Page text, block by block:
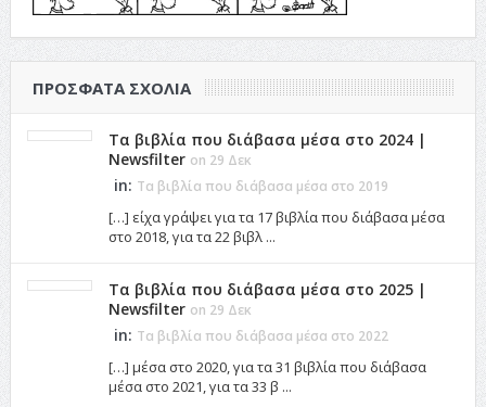
ΠΡΌΣΦΑΤΑ ΣΧΌΛΙΑ
Τα βιβλία που διάβασα μέσα στο 2024 |
Newsfilter on 29 Δεκ
in: Τα βιβλία που διάβασα μέσα στο 2019
[…] είχα γράψει για τα 17 βιβλία που διάβασα μέσα
στο 2018, για τα 22 βιβλ ...
Τα βιβλία που διάβασα μέσα στο 2025 |
Newsfilter on 29 Δεκ
in: Τα βιβλία που διάβασα μέσα στο 2022
[…] μέσα στο 2020, για τα 31 βιβλία που διάβασα
μέσα στο 2021, για τα 33 β ...